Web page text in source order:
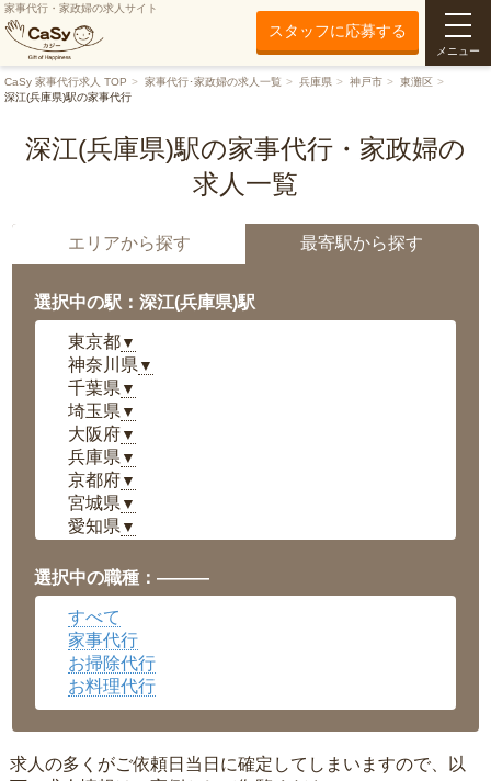
家事代行・家政婦の求人サイト
スタッフに応募する
メニュー
CaSy 家事代行求人 TOP 家事代行･家政婦の求人一覧 兵庫県 神戸市
東灘区
深江(兵庫県)駅の家事代行
深江(兵庫県)駅の家事代行・家政婦の
求人一覧
エリアから探す 最寄駅から探す
選択中の駅：深江(兵庫県)駅
東京都▼
神奈川県 ▼
千葉県 ▼
埼玉県 ▼
大阪府▼
兵庫県 ▼
京都府▼
宮城県 ▼
愛知県 ▼
岡山県▼
広島県▼
沖縄県
選択中の職種：———
すべて
家事代行
お掃除代行
お料理代行
求人の多くがご依頼日当日に確定してしまいますので、以